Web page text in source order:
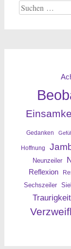
Suche
nach:
Gedanken
Hoffnung
Neunzeiler
Reflexion
Sechszeiler
Traurigkeit